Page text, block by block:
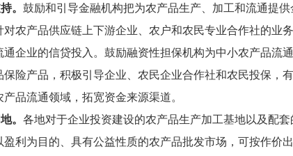
。 鼓励和引导金融机构把为农产品生产、加工和流通提
农产品供应链上下游企业、农户和农民专业合作社的
企业的信贷投入。鼓励融资性担保机构为中小农产品
险产品，积极引导企业、农民企业合作社和农民投保
品流通领域，拓宽资金来源渠道。
。 各地对于企业投资建设的农产品生产加工基地以及配
利为目的、具有公益性质的农产品批发市场，可按作价